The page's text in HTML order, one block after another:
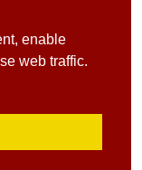
enable
web traffic.